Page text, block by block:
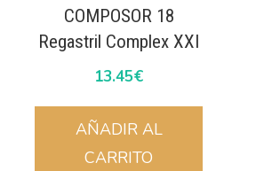
COMPOSOR 18
Regastril Complex XXI
13.45€
AÑADIR AL
CARRITO